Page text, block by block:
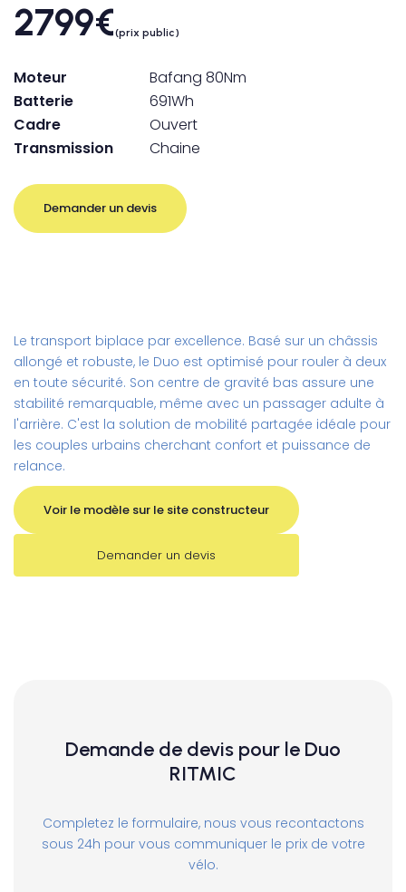
2799€(prix public)
Moteur
Bafang 80Nm
Batterie
691Wh
Cadre
Ouvert
Transmission
Chaine
Demander un devis
Le transport biplace par excellence. Basé sur un châssis
allongé et robuste, le Duo est optimisé pour rouler à deux
en toute sécurité. Son centre de gravité bas assure une
stabilité remarquable, même avec un passager adulte à
l'arrière. C'est la solution de mobilité partagée idéale pour
les couples urbains cherchant confort et puissance de
relance.
Voir le modèle sur le site constructeur
Demander un devis
Demande de devis pour le Duo
RITMIC
Completez le formulaire, nous vous recontactons
sous 24h pour vous communiquer le prix de votre
vélo.